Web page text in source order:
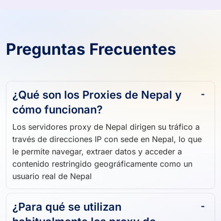
Preguntas Frecuentes
¿Qué son los Proxies de Nepal y
cómo funcionan?
Los servidores proxy de Nepal dirigen su tráfico a
través de direcciones IP con sede en Nepal, lo que
le permite navegar, extraer datos y acceder a
contenido restringido geográficamente como un
usuario real de Nepal
¿Para qué se utilizan
habitualmente los proxy de